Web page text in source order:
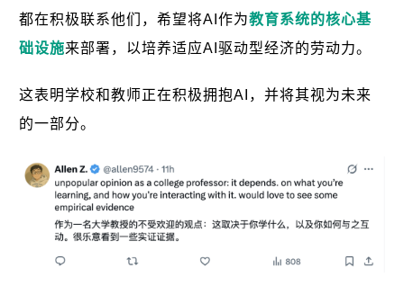
都在积极联系他们，希望将AI作为教育系统的核心基
础设施来部署，以培养适应AI驱动型经济的劳动力。
这表明学校和教师正在积极拥抱AI，并将其视为未来
的一部分。